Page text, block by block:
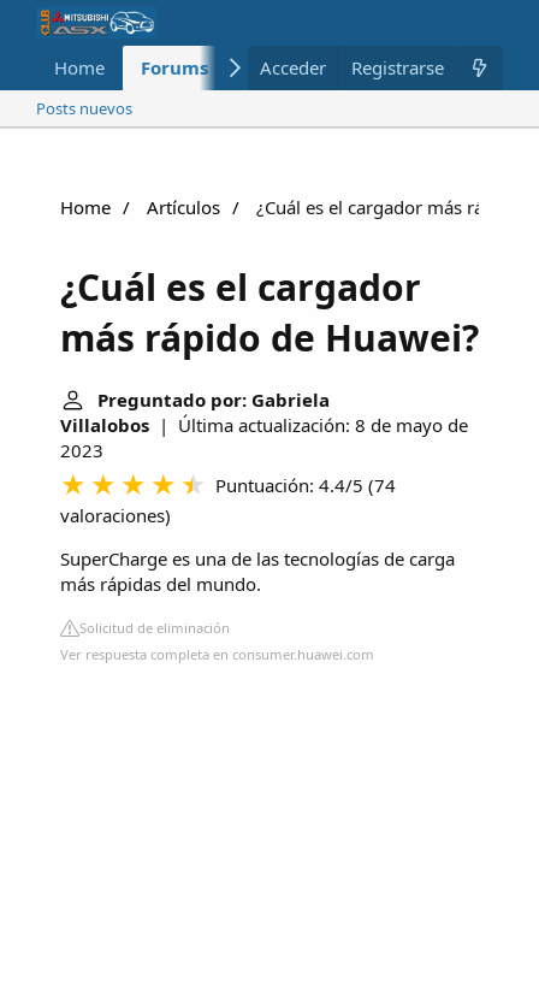
Home Forums Nuevo Miembros
Acceder Registrarse
Posts nuevos
Home Artículos ¿Cuál es el cargador más rápido
¿Cuál es el cargador
más rápido de Huawei?
Preguntado por: Gabriela
Villalobos | Última actualización: 8 de mayo de
2023
Puntuación: 4.4/5 (74
valoraciones)
SuperCharge es una de las tecnologías de carga
más rápidas del mundo.
Solicitud de eliminación
Ver respuesta completa en consumer.huawei.com